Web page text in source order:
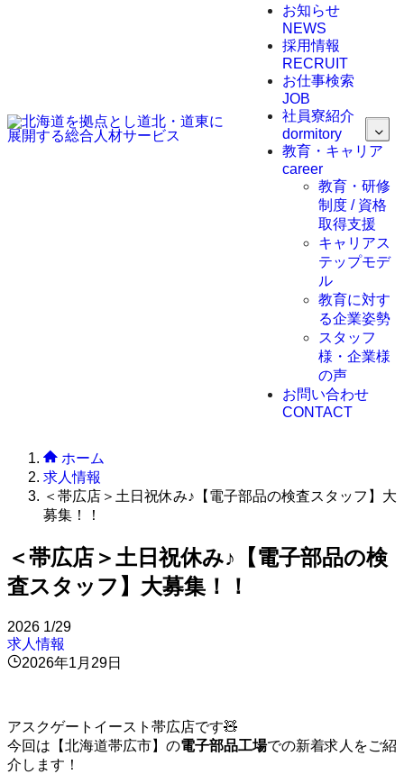
お知らせ
NEWS
採用情報
RECRUIT
お仕事検索
JOB
社員寮紹介
dormitory
教育・キャリア
career
教育・研修
制度 / 資格
取得支援
キャリアス
テップモデ
ル
教育に対す
る企業姿勢
スタッフ
様・企業様
の声
お問い合わせ
CONTACT
ホーム
求人情報
＜帯広店＞土日祝休み♪【電子部品の検査スタッフ】大
募集！！
＜帯広店＞土日祝休み♪【電子部品の検
査スタッフ】大募集！！
2026 1/29
求人情報
2026年1月29日
アスクゲートイースト帯広店です🧸
今回は【北海道帯広市】の電子部品工場での新着求人をご紹
介します！